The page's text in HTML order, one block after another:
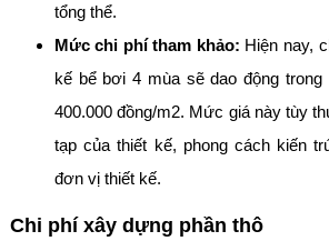
tổng thể.
Mức chi phí tham khảo: Hiện nay,
kế bể bơi 4 mùa sẽ dao động trong
400.000 đồng/m2. Mức giá này tùy
tạp của thiết kế, phong cách kiến
đơn vị thiết kế.
Chi phí xây dựng phần thô